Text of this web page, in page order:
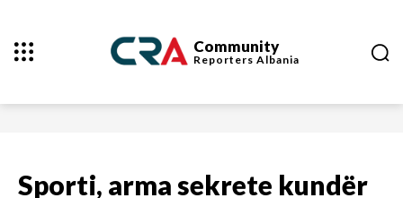
Community
Reporters Albania
Sporti, arma sekrete kundër